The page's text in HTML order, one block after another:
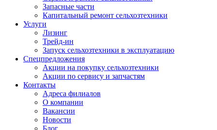
Запасные части
Капитальный ремонт сельхозтехники
Услуги
Лизинг
Трейд-ин
Запуск сельхозтехники в эксплуатацию
Спецпредложения
Акции на покупку сельхозтехники
Акции по сервису и запчастям
Контакты
Адреса филиалов
О компании
Вакансии
Новости
Блог